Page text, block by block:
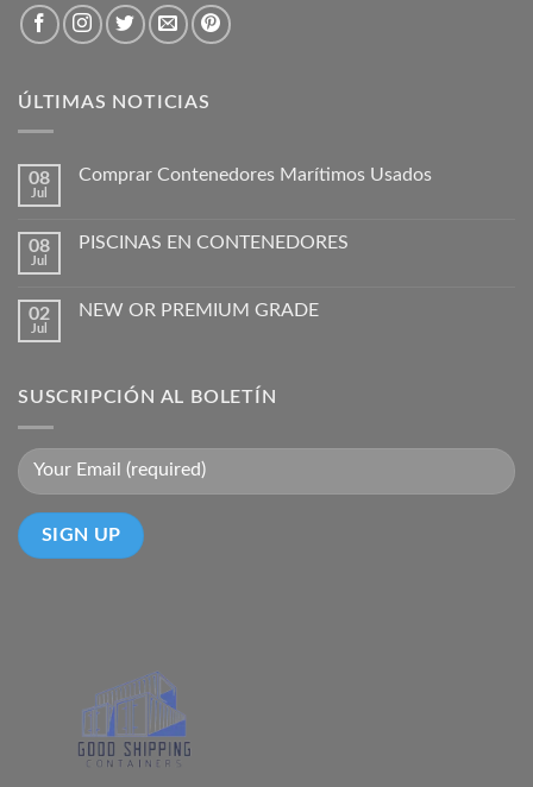
ÚLTIMAS NOTICIAS
08
Jul
Comprar Contenedores Marítimos Usados
08
Jul
PISCINAS EN CONTENEDORES
02
Jul
NEW OR PREMIUM GRADE
SUSCRIPCIÓN AL BOLETÍN